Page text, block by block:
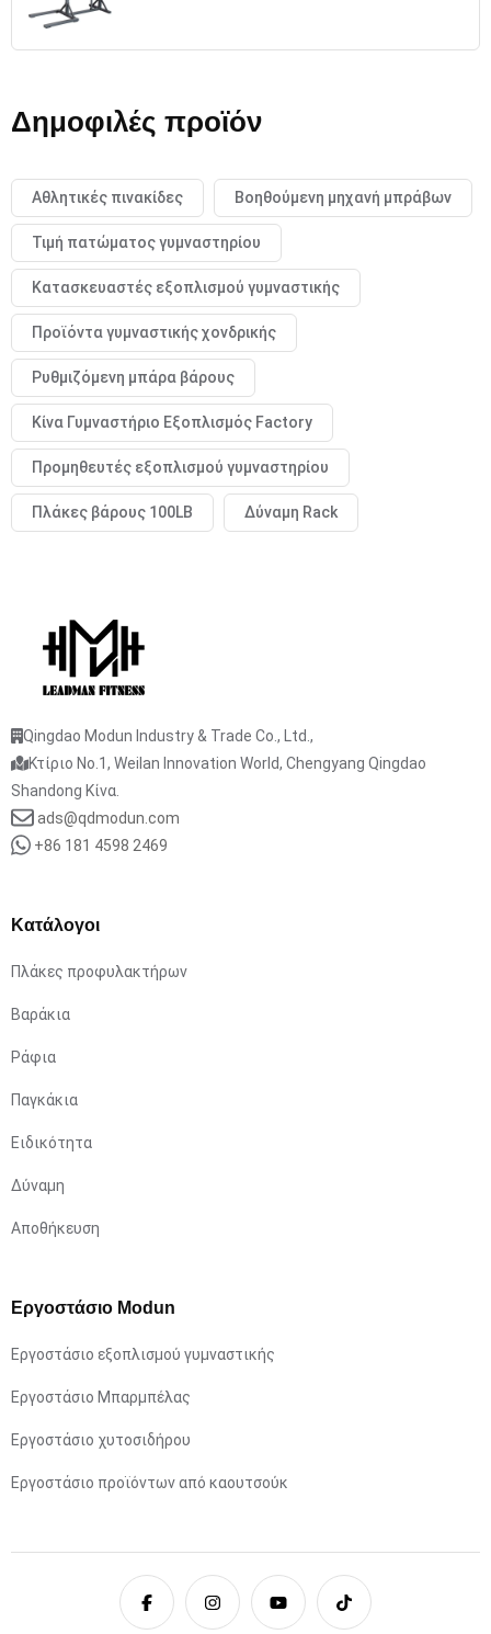
Δημοφιλές προϊόν
Αθλητικές πινακίδες Βοηθούμενη μηχανή μπράβων
Τιμή πατώματος γυμναστηρίου
Κατασκευαστές εξοπλισμού γυμναστικής
Προϊόντα γυμναστικής χονδρικής
Ρυθμιζόμενη μπάρα βάρους
Κίνα Γυμναστήριο Εξοπλισμός Factory
Προμηθευτές εξοπλισμού γυμναστηρίου
Πλάκες βάρους 100LB Δύναμη Rack
Qingdao Modun Industry & Trade Co., Ltd.,
Κτίριο No.1, Weilan Innovation World, Chengyang Qingdao
Shandong Κίνα.
ads@qdmodun.com
+86 181 4598 2469
Κατάλογοι
Πλάκες προφυλακτήρων
Βαράκια
Ράφια
Παγκάκια
Ειδικότητα
Δύναμη
Αποθήκευση
Εργοστάσιο Modun
Εργοστάσιο εξοπλισμού γυμναστικής
Εργοστάσιο Μπαρμπέλας
Εργοστάσιο χυτοσιδήρου
Εργοστάσιο προϊόντων από καουτσούκ